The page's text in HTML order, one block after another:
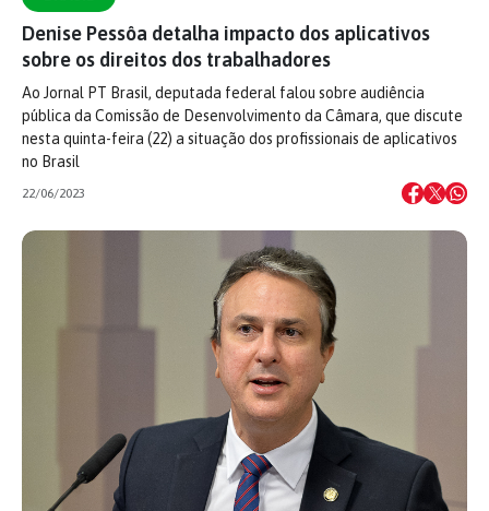
Denise Pessôa detalha impacto dos aplicativos
sobre os direitos dos trabalhadores
Ao Jornal PT Brasil, deputada federal falou sobre audiência
pública da Comissão de Desenvolvimento da Câmara, que discute
nesta quinta-feira (22) a situação dos profissionais de aplicativos
no Brasil
22/06/2023